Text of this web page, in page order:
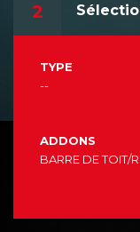
2
TYPE
--
ADDONS
BARRE DE TOIT/